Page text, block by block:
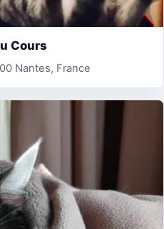
Cours
Nantes, France